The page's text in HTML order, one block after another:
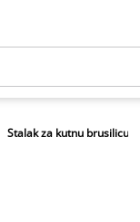
Stalak za kutnu brusilicu